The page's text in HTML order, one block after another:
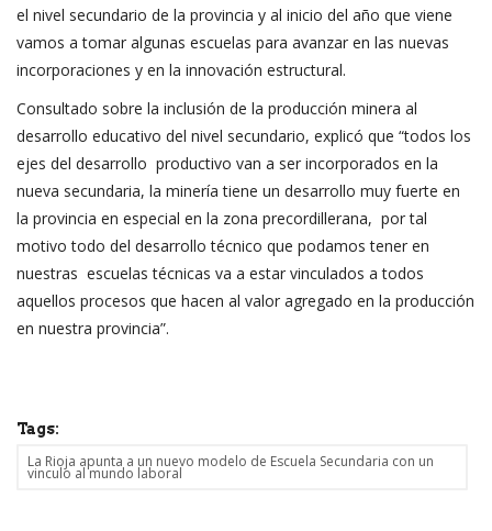
el nivel secundario de la provincia y al inicio del año que viene
vamos a tomar algunas escuelas para avanzar en las nuevas
incorporaciones y en la innovación estructural.
Consultado sobre la inclusión de la producción minera al
desarrollo educativo del nivel secundario, explicó que “todos los
ejes del desarrollo productivo van a ser incorporados en la
nueva secundaria, la minería tiene un desarrollo muy fuerte en
la provincia en especial en la zona precordillerana, por tal
motivo todo del desarrollo técnico que podamos tener en
nuestras escuelas técnicas va a estar vinculados a todos
aquellos procesos que hacen al valor agregado en la producción
en nuestra provincia”.
Tags:
La Rioja apunta a un nuevo modelo de Escuela Secundaria con un
vinculo al mundo laboral